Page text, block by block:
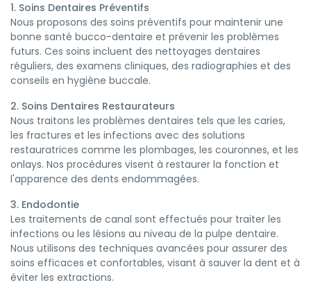
1. Soins Dentaires Préventifs
Nous proposons des soins préventifs pour maintenir une
bonne santé bucco-dentaire et prévenir les problèmes
futurs. Ces soins incluent des nettoyages dentaires
réguliers, des examens cliniques, des radiographies et des
conseils en hygiène buccale.
2. Soins Dentaires Restaurateurs
Nous traitons les problèmes dentaires tels que les caries,
les fractures et les infections avec des solutions
restauratrices comme les plombages, les couronnes, et les
onlays. Nos procédures visent à restaurer la fonction et
l'apparence des dents endommagées.
3. Endodontie
Les traitements de canal sont effectués pour traiter les
infections ou les lésions au niveau de la pulpe dentaire.
Nous utilisons des techniques avancées pour assurer des
soins efficaces et confortables, visant à sauver la dent et à
éviter les extractions.